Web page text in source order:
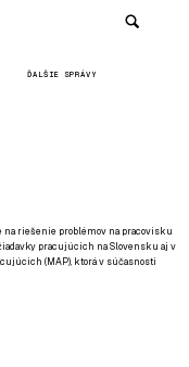
ĎALŠIE SPRÁVY
riešenie problémov na pracovisku
pracujúcich na Slovensku aj v
(MAP), ktorá v súčasnosti